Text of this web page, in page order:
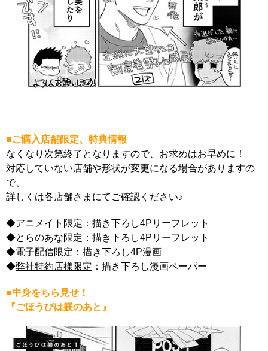
■ご購入店舗限定、特典情報
なくなり次第終了となりますので、お求めはお早めに！
対応していない店舗や形状が変更になる場合がありますの
で、
詳しくは各店舗さまにてご確認ください♪
◆アニメイト限定：描き下ろし4Pリーフレット
◆とらのあな限定：描き下ろし4Pリーフレット
◆電子配信限定：描き下ろし4P漫画
◆弊社特約店様限定 ：描き下ろし漫画ペーパー
■中身をちら見せ！
『ごほうびは躾のあと』